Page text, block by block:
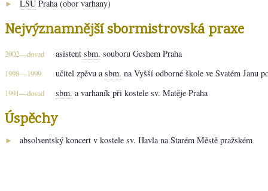
► LŠU Praha (obor varhany)
Nejvýznamnější sbormistrovská praxe
2002—dosud asistent sbm. souboru Geshem Praha
1998—1999 učitel zpěvu a sbm. na Vyšší odborné škole ve Svatém Janu
1991—dosud sbm. a varhaník při kostele sv. Matěje Praha
Úspěchy
► absolventský koncert v kostele sv. Havla na Starém Městě pražském